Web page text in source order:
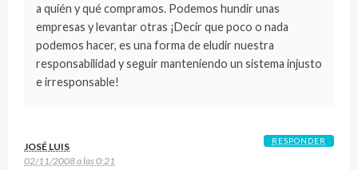
a quién y qué compramos. Podemos hundir unas
empresas y levantar otras ¡Decir que poco o nada
podemos hacer, es una forma de eludir nuestra
responsabilidad y seguir manteniendo un sistema injusto
e irresponsable!
JOSÉ LUIS
02/11/2008 a las 0:21
RESPONDER